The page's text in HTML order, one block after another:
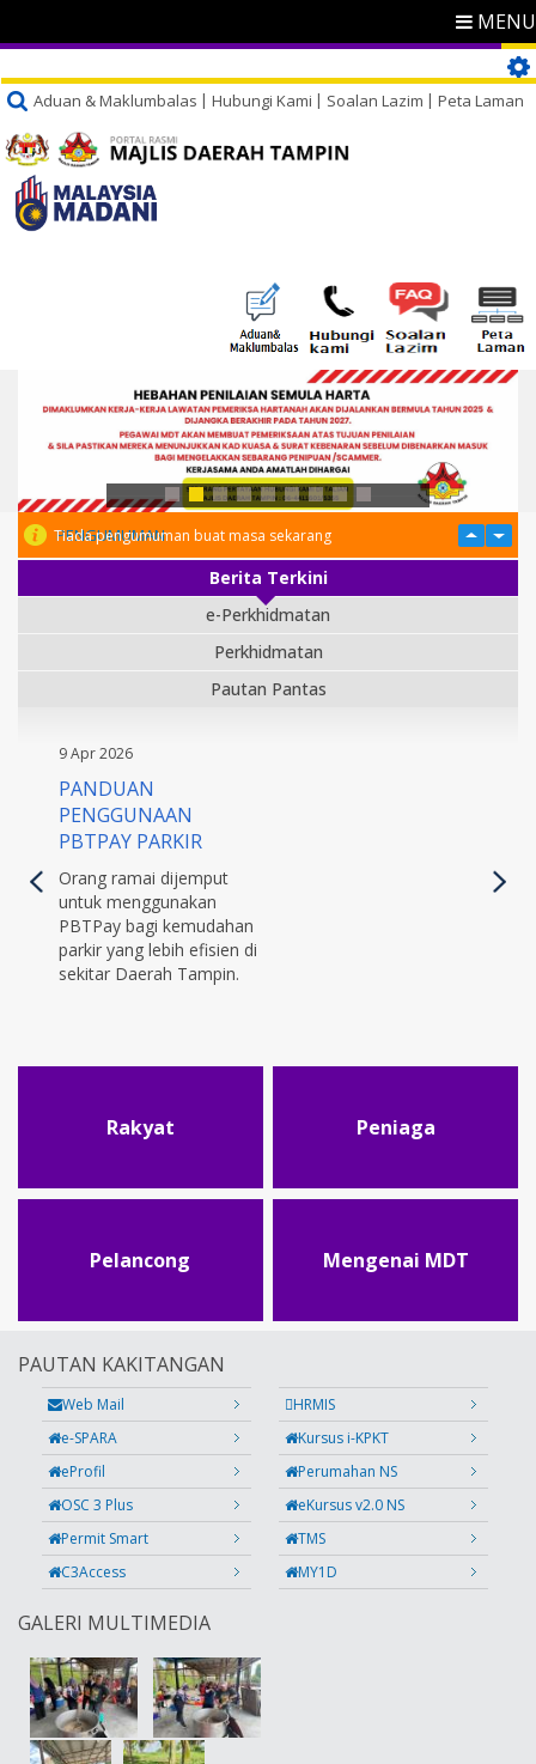
MENU
Aduan & Maklumbalas Hubungi Kami Soalan Lazim Peta Laman
PENGUMUMAN
Tiada pengumuman buat masa sekarang
Berita Terkini
e-Perkhidmatan
Perkhidmatan
Pautan Pantas
9 Apr 2026
PANDUAN
PENGGUNAAN
PBTPAY PARKIR
Orang ramai dijemput
untuk menggunakan
PBTPay bagi kemudahan
parkir yang lebih efisien di
sekitar Daerah Tampin.
Rakyat Peniaga
Pelancong Mengenai MDT
PAUTAN KAKITANGAN
Web Mail
HRMIS
e-SPARA
Kursus i-KPKT
eProfil
Perumahan NS
OSC 3 Plus
eKursus v2.0 NS
Permit Smart
TMS
C3Access
MY1D
GALERI MULTIMEDIA